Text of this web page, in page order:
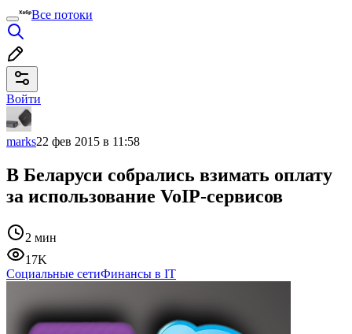
Все потоки
Войти
marks22 фев 2015 в 11:58
В Беларуси собрались взимать оплату
за использование VoIP-сервисов
2 мин
17K
Социальные сетиФинансы в IT